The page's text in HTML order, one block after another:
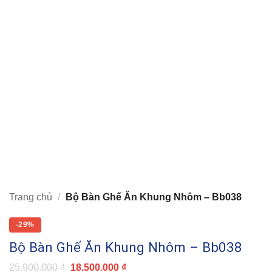
Trang chủ / Bộ Bàn Ghế Ăn Khung Nhôm – Bb038
-29%
Bộ Bàn Ghế Ăn Khung Nhôm – Bb038
25.900.000₫ Giá
18.500.000 ₫Giá